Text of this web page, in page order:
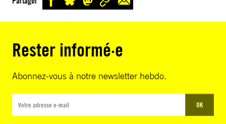
Rester informé·e
Abonnez-vous à notre newsletter hebdo.
OK